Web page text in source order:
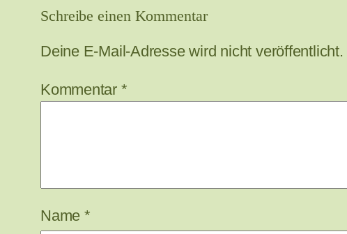
Schreibe einen Kommentar
Deine E-Mail-Adresse wird nicht veröffentlicht.
Kommentar *
Name *